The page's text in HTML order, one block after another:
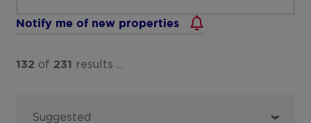
Notify me of new properties
132 of 231 results ...
Suggested